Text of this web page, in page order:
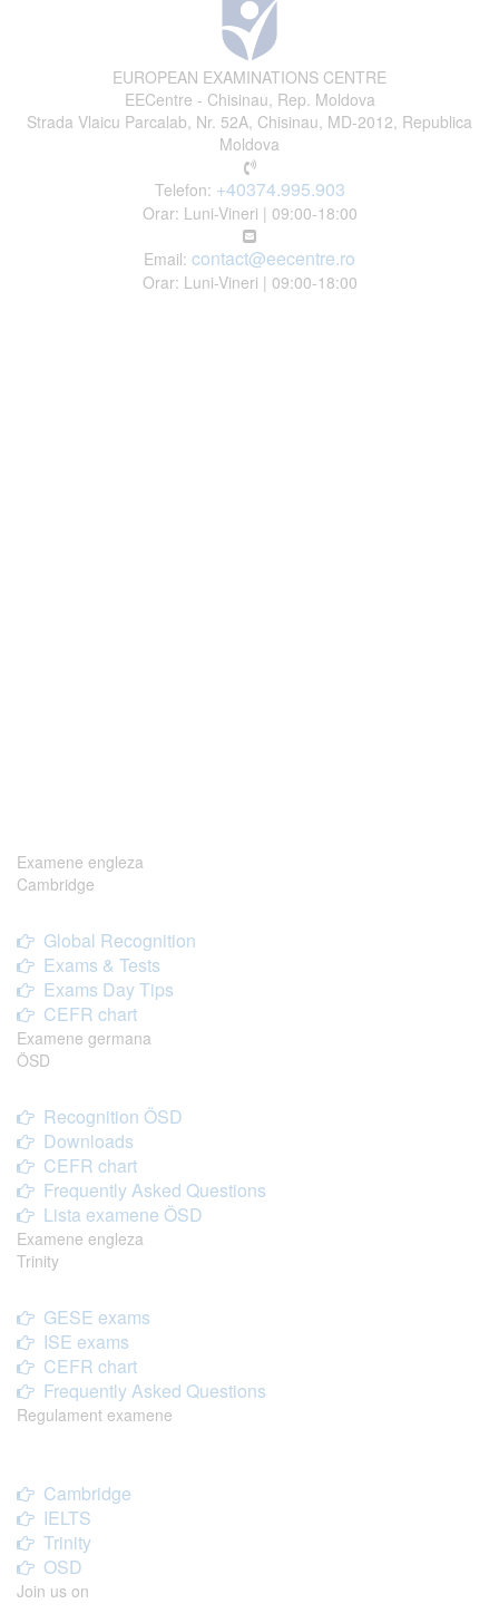
EUROPEAN EXAMINATIONS CENTRE
EECentre - Chisinau, Rep. Moldova
Strada Vlaicu Parcalab, Nr. 52A, Chisinau, MD-2012, Republica
Moldova
Telefon: +40374.995.903
Orar: Luni-Vineri | 09:00-18:00
Email: contact@eecentre.ro
Orar: Luni-Vineri | 09:00-18:00
Examene engleza
Cambridge
Global Recognition
Exams & Tests
Exams Day Tips
CEFR chart
Examene germana
ÖSD
Recognition ÖSD
Downloads
CEFR chart
Frequently Asked Questions
Lista examene ÖSD
Examene engleza
Trinity
GESE exams
ISE exams
CEFR chart
Frequently Asked Questions
Regulament examene
Cambridge
IELTS
Trinity
OSD
Join us on